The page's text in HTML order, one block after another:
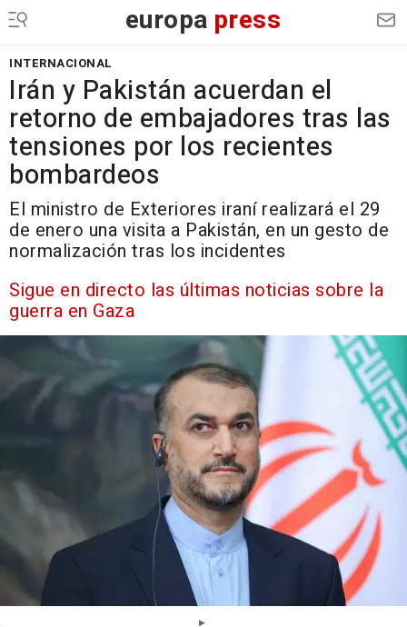
europa press
INTERNACIONAL
Irán y Pakistán acuerdan el
retorno de embajadores tras las
tensiones por los recientes
bombardeos
El ministro de Exteriores iraní realizará el 29
de enero una visita a Pakistán, en un gesto de
normalización tras los incidentes
Sigue en directo las últimas noticias sobre la
guerra en Gaza